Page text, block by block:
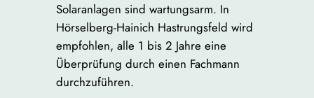
Solaranlagen sind wartungsarm. In
Hörselberg-Hainich Hastrungsfeld wird
empfohlen, alle 1 bis 2 Jahre eine
Überprüfung durch einen Fachmann
durchzuführen.